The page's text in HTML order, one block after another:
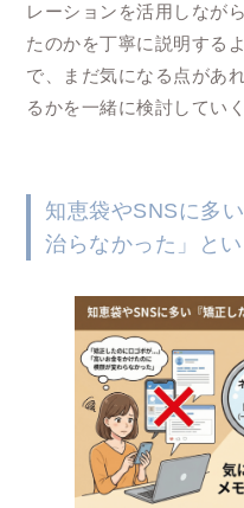
レーションを活用しなが
たのかを丁寧に説明する
で、まだ気になる点があ
るかを一緒に検討してい
知恵袋やSNSに多
治らなかった」と